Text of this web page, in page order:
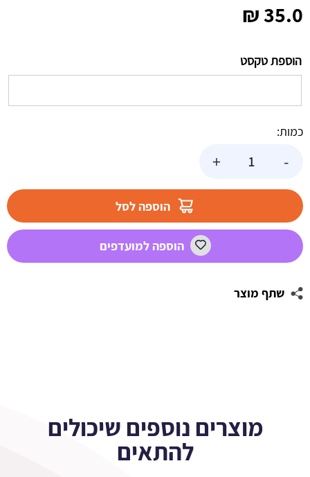
35.0
₪
הוספת טקסט
כמות:
-
מיינקראפט
2
+
הוספה לסל
הוספה למועדפים
שתף מוצר
מוצרים נוספים שיכולים
להתאים